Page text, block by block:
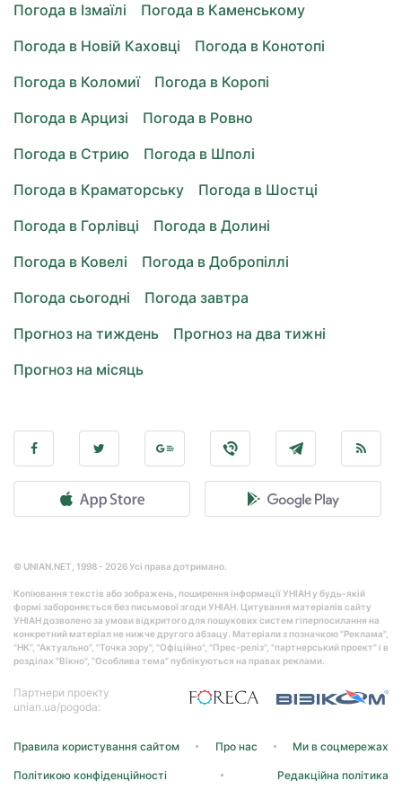
Погода в Ізмаїлі
Погода в Каменському
Погода в Новій Каховці
Погода в Конотопі
Погода в Коломиї
Погода в Коропі
Погода в Арцизі
Погода в Ровно
Погода в Стрию
Погода в Шполі
Погода в Краматорську
Погода в Шостці
Погода в Горлівці
Погода в Долині
Погода в Ковелі
Погода в Добропіллі
Погода сьогодні
Погода завтра
Прогноз на тиждень
Прогноз на два тижні
Прогноз на місяць
© UNIAN.NET, 1998 - 2026 Усі права дотримано.
Копіювання текстів або зображень, поширення інформації УНІАН у будь-якій
формі забороняється без письмової згоди УНІАН. Цитування матеріалів сайту
УНІАН дозволено за умови відкритого для пошукових систем гіперпосилання на
конкретний матеріал не нижче другого абзацу. Матеріали з позначкою "Реклама",
"НК", "Актуально", "Точка зору", "Офіційно", "Прес-реліз", "партнерський проект" і в
розділах "Вікно", "Особлива тема" публікуються на правах реклами.
Партнери проекту
unian.ua/pogoda:
Правила користування сайтом Про нас Ми в соцмережах
Політикою конфіденційності Редакційна політика